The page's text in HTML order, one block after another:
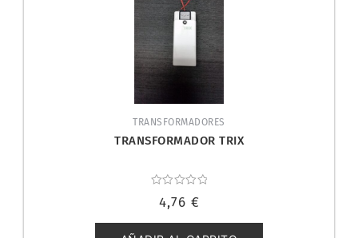
TRANSFORMADORES
TRANSFORMADOR TRIX
con
de
4,76 €